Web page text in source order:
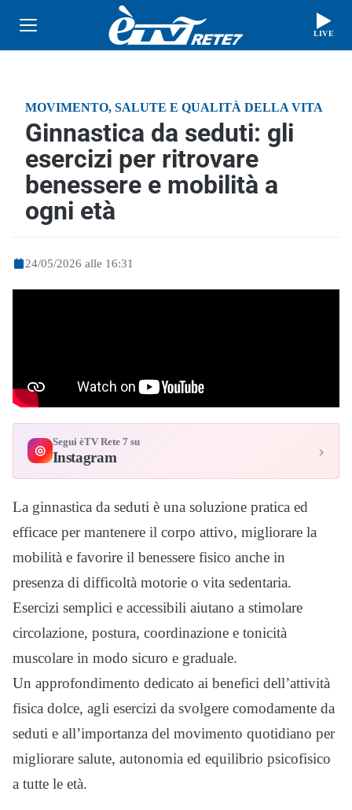
LIVE
MOVIMENTO, SALUTE E QUALITÀ DELLA VITA
Ginnastica da seduti: gli
esercizi per ritrovare
benessere e mobilità a
ogni età
24/05/2026 alle 16:31
◎
Segui èTV Rete 7 su
Instagram ›
La ginnastica da seduti è una soluzione pratica ed
efficace per mantenere il corpo attivo, migliorare la
mobilità e favorire il benessere fisico anche in
presenza di difficoltà motorie o vita sedentaria.
Esercizi semplici e accessibili aiutano a stimolare
circolazione, postura, coordinazione e tonicità
muscolare in modo sicuro e graduale.
Un approfondimento dedicato ai benefici dell’attività
fisica dolce, agli esercizi da svolgere comodamente da
seduti e all’importanza del movimento quotidiano per
migliorare salute, autonomia ed equilibrio psicofisico
a tutte le età.